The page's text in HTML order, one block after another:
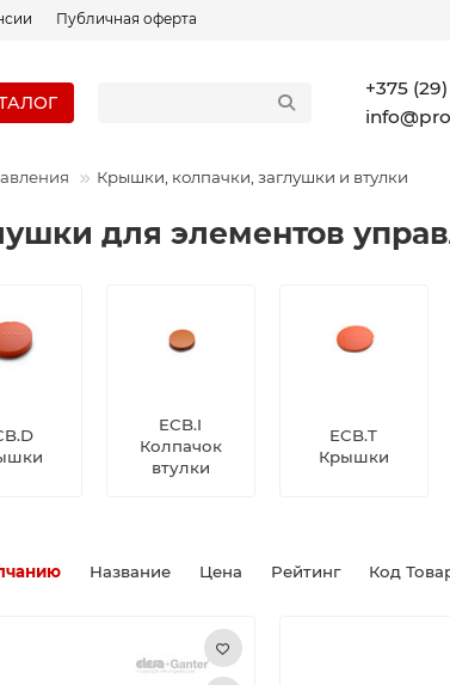
Публичная оферта
+375
Крышки, колпачки, заглушки и втулки
для элементов
ECB.I
Колпачок
втулки
ECB.T
Крышки
Название Цена Рейтинг Код